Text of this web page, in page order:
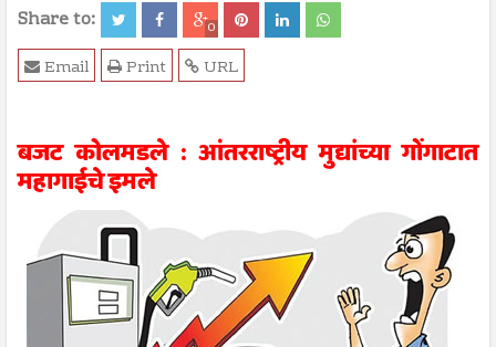
Share to: 0
URL
Print
Email
बजट कोलमडले : आंतरराष्ट्रीय मुद्यांच्या गोंगाटात
महागाईचे इमले